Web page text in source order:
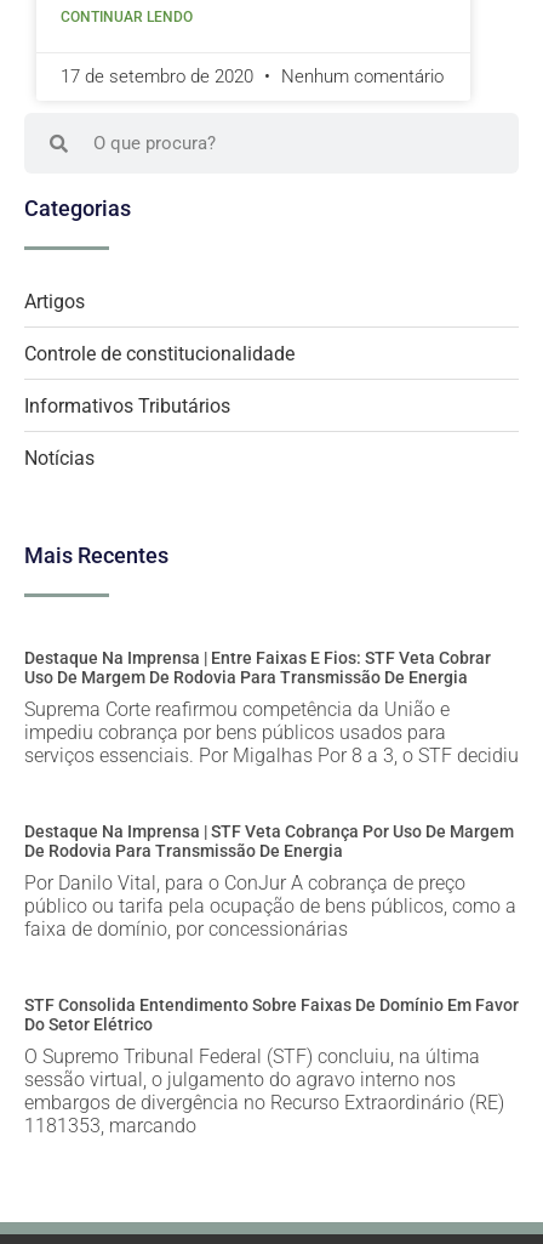
CONTINUAR LENDO
17 de setembro de 2020 Nenhum comentário
Categorias
Artigos
Controle de constitucionalidade
Informativos Tributários
Notícias
Mais Recentes
Destaque Na Imprensa | Entre Faixas E Fios: STF Veta Cobrar
Uso De Margem De Rodovia Para Transmissão De Energia
Suprema Corte reafirmou competência da União e
impediu cobrança por bens públicos usados para
serviços essenciais. Por Migalhas Por 8 a 3, o STF decidiu
Destaque Na Imprensa | STF Veta Cobrança Por Uso De Margem
De Rodovia Para Transmissão De Energia
Por Danilo Vital, para o ConJur A cobrança de preço
público ou tarifa pela ocupação de bens públicos, como a
faixa de domínio, por concessionárias
STF Consolida Entendimento Sobre Faixas De Domínio Em Favor
Do Setor Elétrico
O Supremo Tribunal Federal (STF) concluiu, na última
sessão virtual, o julgamento do agravo interno nos
embargos de divergência no Recurso Extraordinário (RE)
1181353, marcando